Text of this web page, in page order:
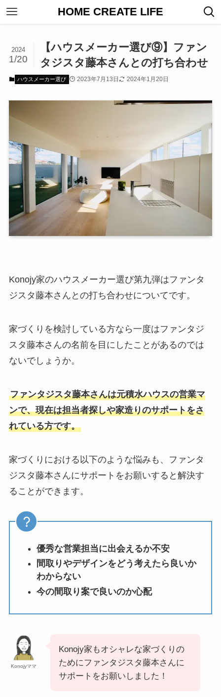
HOME CREATE LIFE
【ハウスメーカー選び⑨】ファン
タジスタ藤本さんとの打ち合わせ
2024
1/20
ハウスメーカー選び 2023年7月13日 2024年1月20日
Konojy家のハウスメーカー選び第九弾はファンタ
ジスタ藤本さんとの打ち合わせについてです。
家づくりを検討している方なら一度はファンタジ
スタ藤本さんの名前を目にしたことがあるのでは
ないでしょうか。
ファンタジスタ藤本さんは元積水ハウスの営業マ
ンで、現在は担当者探しや家造りのサポートをさ
れている方です。
家づくりにおける以下のような悩みも、ファンタ
ジスタ藤本さんにサポートをお願いすると解決す
ることができます。
優秀な営業担当に出会えるか不安
間取りやデザインをどう考えたら良いか
わからない
今の間取り案で良いのか心配
Konojyママ
Konojy家もオシャレな家づくりの
ためにファンタジスタ藤本さんに
サポートをお願いしました！